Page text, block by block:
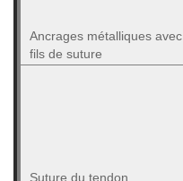
Ancrages métalliques avec
fils de suture
Suture du tendon